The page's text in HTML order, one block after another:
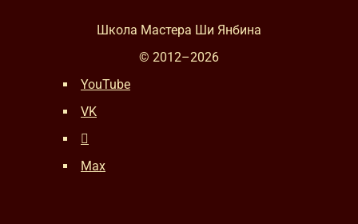
Школа Мастера Ши Янбина
© 2012–2026
YouTube
VK
Max